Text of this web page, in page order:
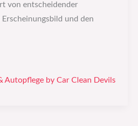
von entscheidender
Erscheinungsbild und den
Autopflege by Car Clean Devils